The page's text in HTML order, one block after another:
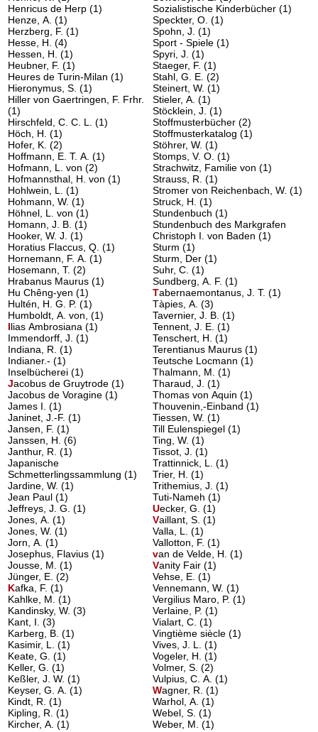
Henricus de Herp(1)
Henze, A.(1)
Herzberg, F.(1)
Hesse, H.(4)
Hessen, H.(1)
Heubner, F.(1)
Heures de Turin-Milan(1)
Hieronymus, S.(1)
Hiller von Gaertringen, F. Frhr.
(1)
Hirschfeld, C. C. L.(1)
Höch, H.(1)
Hofer, K.(2)
Hoffmann, E. T. A.(1)
Hofmann, L. von(2)
Hofmannsthal, H. von(1)
Hohlwein, L.(1)
Hohmann, W.(1)
Höhnel, L. von(1)
Homann, J. B.(1)
Hooker, W. J.(1)
Horatius Flaccus, Q.(1)
Hornemann, F. A.(1)
Hosemann, T.(2)
Hrabanus Maurus(1)
Hu Chêng-yen(1)
Hultén, H. G. P.(1)
Humboldt, A. von,(1)
Ilias Ambrosiana(1)
Immendorff, J.(1)
Indiana, R.(1)
Indianer.-(1)
Inselbücherei(1)
Jacobus de Gruytrode(1)
Jacobus de Voragine(1)
James I.(1)
Janinet, J.-F.(1)
Jansen, F.(1)
Janssen, H.(6)
Janthur, R.(1)
Japanische
Schmetterlingssammlung(1)
Jardine, W.(1)
Jean Paul(1)
Jeffreys, J. G.(1)
Jones, A.(1)
Jones, W.(1)
Jorn, A.(1)
Josephus, Flavius(1)
Jousse, M.(1)
Jünger, E.(2)
Kafka, F.(1)
Kahlke, M.(1)
Kandinsky, W.(3)
Kant, I.(3)
Karberg, B.(1)
Kasimir, L.(1)
Keate, G.(1)
Keller, G.(1)
Keßler, J. W.(1)
Keyser, G. A.(1)
Kindt, R.(1)
Kipling, R.(1)
Kircher, A.(1)
Sozialistische Kinderbücher(1)
Speckter, O.(1)
Spohn, J.(1)
Sport - Spiele(1)
Spyri, J.(1)
Staeger, F.(1)
Stahl, G. E.(2)
Steinert, W.(1)
Stieler, A.(1)
Stöcklein, J.(1)
Stoffmusterbücher(2)
Stoffmusterkatalog(1)
Stöhrer, W.(1)
Stomps, V. O.(1)
Strachwitz, Familie von(1)
Strauss, R.(1)
Stromer von Reichenbach, W.(1)
Struck, H.(1)
Stundenbuch(1)
Stundenbuch des Markgrafen
Christoph I. von Baden(1)
Sturm(1)
Sturm, Der(1)
Suhr, C.(1)
Sundberg, A. F.(1)
Tabernaemontanus, J. T.(1)
Tàpies, A.(3)
Tavernier, J. B.(1)
Tennent, J. E.(1)
Tenschert, H.(1)
Terentianus Maurus(1)
Teutsche Locmann(1)
Thalmann, M.(1)
Tharaud, J.(1)
Thomas von Aquin(1)
Thouvenin,-Einband(1)
Tiessen, W.(1)
Till Eulenspiegel(1)
Ting, W.(1)
Tissot, J.(1)
Trattinnick, L.(1)
Trier, H.(1)
Trithemius, J.(1)
Tuti-Nameh(1)
Uecker, G.(1)
Vaillant, S.(1)
Valla, L.(1)
Vallotton, F.(1)
van de Velde, H.(1)
Vanity Fair(1)
Vehse, E.(1)
Vennemann, W.(1)
Vergilius Maro, P.(1)
Verlaine, P.(1)
Vialart, C.(1)
Vingtième siècle(1)
Vives, J. L.(1)
Vogeler, H.(1)
Volmer, S.(2)
Vulpius, C. A.(1)
Wagner, R.(1)
Warhol, A.(1)
Webel, S.(1)
Weber, M.(1)